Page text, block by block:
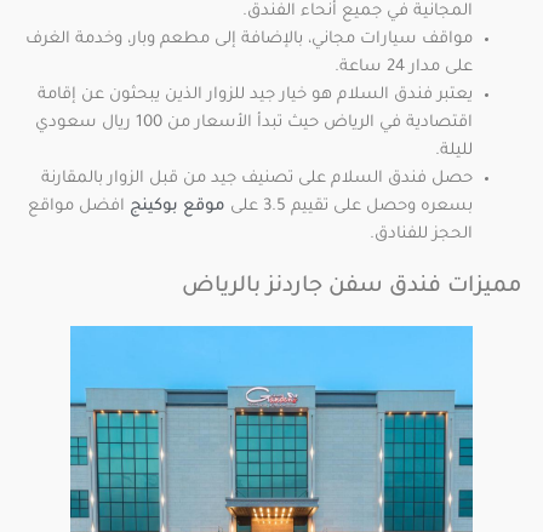
المجانية في جميع أنحاء الفندق.
مواقف سيارات مجاني، بالإضافة إلى مطعم وبار، وخدمة الغرف
على مدار 24 ساعة.
يعتبر فندق السلام هو خيار جيد للزوار الذين يبحثون عن إقامة
اقتصادية في الرياض حيث تبدأ الأسعار من 100 ريال سعودي
لليلة.
حصل فندق السلام على تصنيف جيد من قبل الزوار بالمقارنة
بسعره وحصل على تقييم 3.5 على
موقع بوكينج افضل مواقع
الحجز للفنادق.
مميزات فندق سفن جاردنز بالرياض